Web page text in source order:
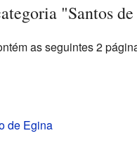
"Santos
as seguintes 2
de Egina